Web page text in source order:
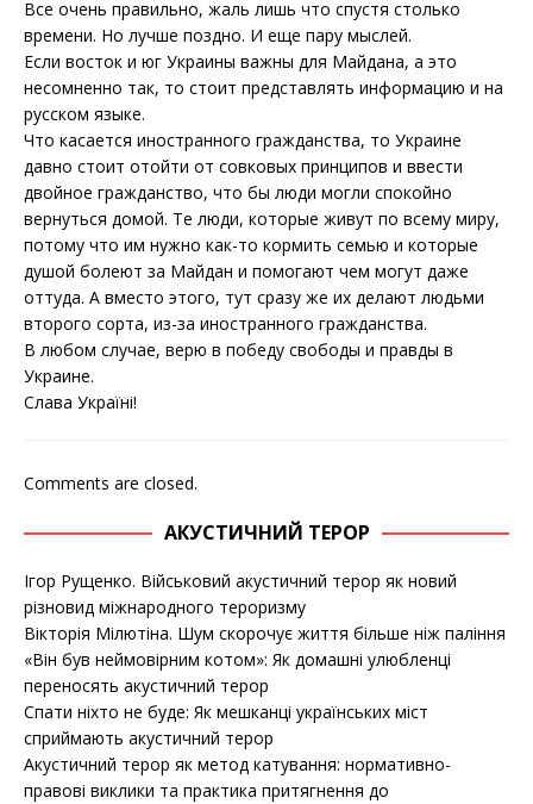
Все очень правильно, жаль лишь что спустя столько
времени. Но лучше поздно. И еще пару мыслей.
Если восток и юг Украины важны для Майдана, а это
несомненно так, то стоит представлять информацию и на
русском языке.
Что касается иностранного гражданства, то Украине
давно стоит отойти от совковых принципов и ввести
двойное гражданство, что бы люди могли спокойно
вернуться домой. Те люди, которые живут по всему миру,
потому что им нужно как-то кормить семью и которые
душой болеют за Майдан и помогают чем могут даже
оттуда. А вместо этого, тут сразу же их делают людьми
второго сорта, из-за иностранного гражданства.
В любом случае, верю в победу свободы и правды в
Украине.
Слава Україні!
Comments are closed.
АКУСТИЧНИЙ ТЕРОР
Ігор Рущенко. Військовий акустичний терор як новий
різновид міжнародного тероризму
Вікторія Мілютіна. Шум скорочує життя більше ніж паління
«Він був неймовірним котом»: Як домашні улюбленці
переносять акустичний терор
Спати ніхто не буде: Як мешканці українських міст
сприймають акустичний терор
Акустичний терор як метод катування: нормативно-
правові виклики та практика притягнення до